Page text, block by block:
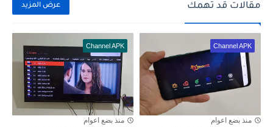
مقالات قد تهمك عرض المزيد
Channel APK
منذ بضع اعوام
Channel APK
منذ بضع اعوام